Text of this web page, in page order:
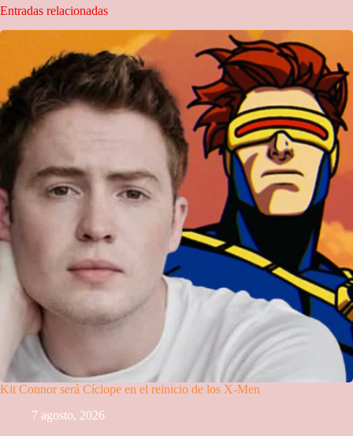
Entradas relacionadas
Kit Connor será Cíclope en el reinicio de los X-Men
7 agosto, 2026